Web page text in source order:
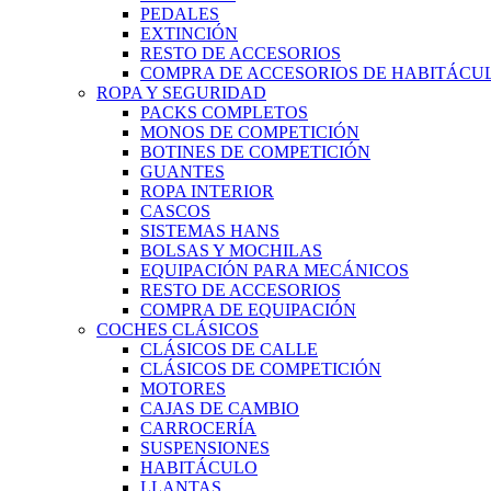
PEDALES
EXTINCIÓN
RESTO DE ACCESORIOS
COMPRA DE ACCESORIOS DE
ROPA Y SEGURIDAD
PACKS COMPLETOS
MONOS DE COMPETICIÓN
BOTINES DE COMPETICIÓN
GUANTES
ROPA INTERIOR
CASCOS
SISTEMAS HANS
BOLSAS Y MOCHILAS
EQUIPACIÓN PARA MECÁNICOS
RESTO DE ACCESORIOS
COMPRA DE EQUIPACIÓN
COCHES CLÁSICOS
CLÁSICOS DE CALLE
CLÁSICOS DE COMPETICIÓN
MOTORES
CAJAS DE CAMBIO
CARROCERÍA
SUSPENSIONES
HABITÁCULO
LLANTAS